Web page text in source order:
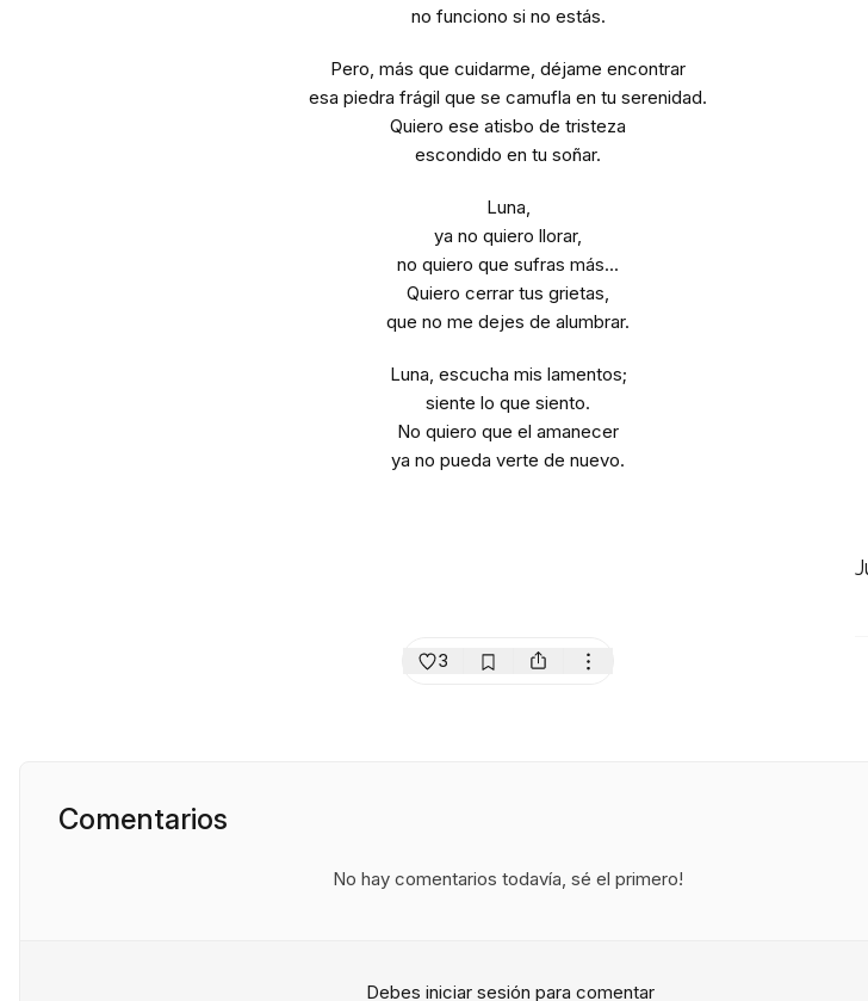
no funciono si no estás.
Pero, más que cuidarme, déjame encontrar
esa piedra frágil que se camufla en tu serenidad.
Quiero ese atisbo de tristeza
escondido en tu soñar.
Luna,
ya no quiero llorar,
no quiero que sufras más...
Quiero cerrar tus grietas,
que no me dejes de alumbrar.
Luna, escucha mis lamentos;
siente lo que siento.
No quiero que el amanecer
ya no pueda verte de nuevo.
3
Comentarios
No hay comentarios todavía, sé el primero!
Debes iniciar sesión para comentar